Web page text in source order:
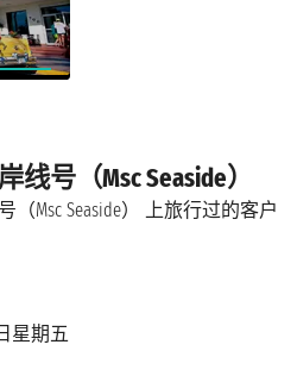
号（Msc Seaside）
Msc Seaside） 上旅行过的客户
星期五